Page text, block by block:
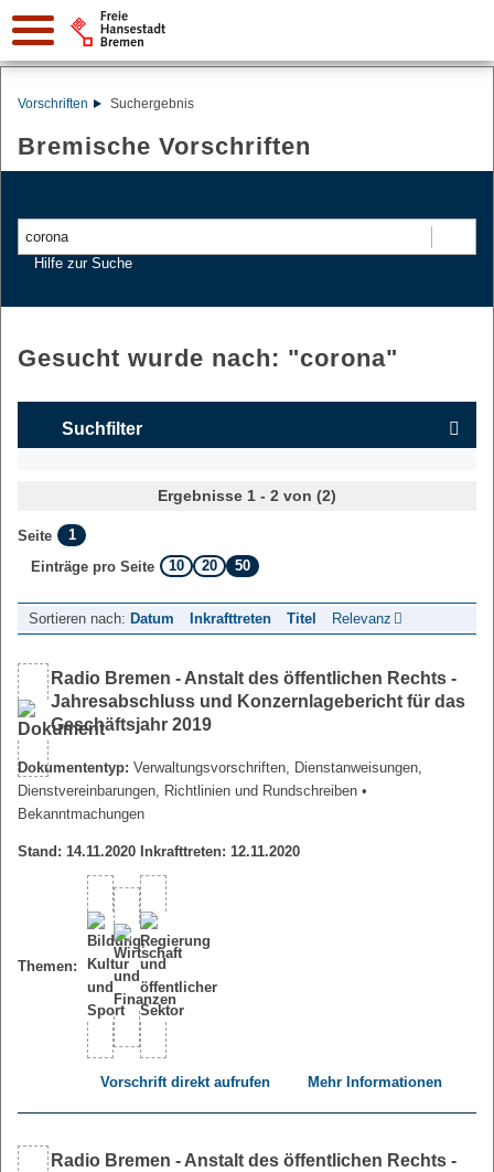
Vorschriften Suchergebnis
Bremische Vorschriften
Hilfe zur Suche
Gesucht wurde nach: "corona"
Suchfilter
Ergebnisse 1 - 2 von (2)
Seite
1
Einträge pro Seite
10 20 50
Sortieren nach: Datum Inkrafttreten Titel Relevanz
Radio Bremen - Anstalt des öffentlichen Rechts -
Jahresabschluss und Konzernlagebericht für das
Geschäftsjahr 2019
Dokumententyp: Verwaltungsvorschriften, Dienstanweisungen,
Dienstvereinbarungen, Richtlinien und Rundschreiben •
Bekanntmachungen
Stand: 14.11.2020 Inkrafttreten: 12.11.2020
Themen:
Vorschrift direkt aufrufen Mehr Informationen
Radio Bremen - Anstalt des öffentlichen Rechts -